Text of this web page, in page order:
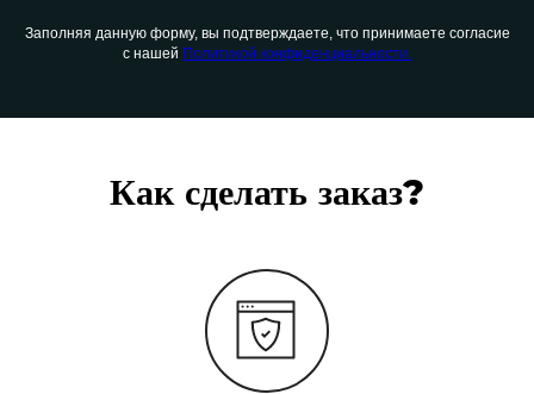
Заполняя данную форму, вы подтверждаете, что принимаете согласие
с нашей Политикой конфиденциальности.
Как сделать заказ?